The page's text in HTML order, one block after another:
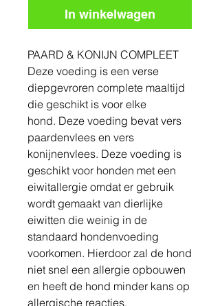
In winkelwagen
PAARD & KONIJN COMPLEET
Deze voeding is een verse
diepgevroren complete maaltijd
die geschikt is voor elke
hond. Deze voeding bevat vers
paardenvlees en vers
konijnenvlees. Deze voeding is
geschikt voor honden met een
eiwitallergie omdat er gebruik
wordt gemaakt van dierlijke
eiwitten die weinig in de
standaard hondenvoeding
voorkomen. Hierdoor zal de hond
niet snel een allergie opbouwen
en heeft de hond minder kans op
allergische reacties.